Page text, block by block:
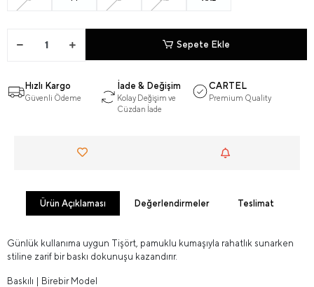
Sepete Ekle
Hızlı Kargo
Güvenli Ödeme
İade & Değişim
Kolay Değişim ve
Cüzdan İade
CARTEL
Premium Quality
Ürün Açıklaması Değerlendirmeler Teslimat
Günlük kullanıma uygun Tişört, pamuklu kumaşıyla rahatlık sunarken
stiline zarif bir baskı dokunuşu kazandırır.
Baskılı | Birebir Model